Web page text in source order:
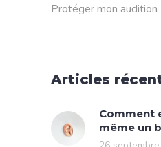
Protéger mon audition
Articles
Comment
même un